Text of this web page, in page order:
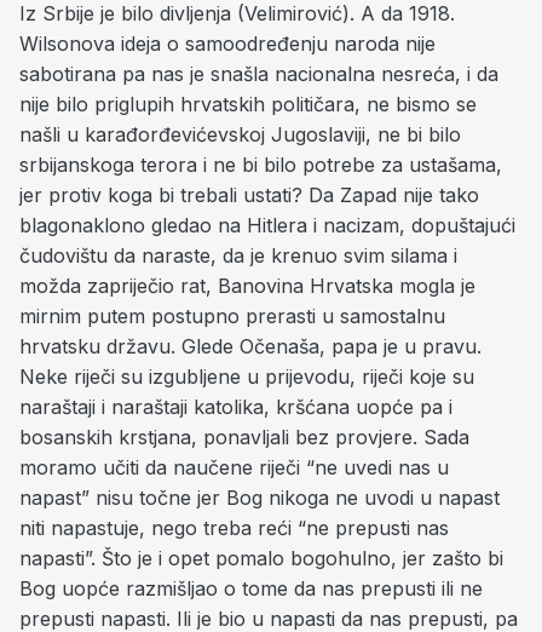
Iz Srbije je bilo divljenja (Velimirović). A da 1918.
Wilsonova ideja o samoodređenju naroda nije
sabotirana pa nas je snašla nacionalna nesreća, i da
nije bilo priglupih hrvatskih političara, ne bismo se
našli u karađorđevićevskoj Jugoslaviji, ne bi bilo
srbijanskoga terora i ne bi bilo potrebe za ustašama,
jer protiv koga bi trebali ustati? Da Zapad nije tako
blagonaklono gledao na Hitlera i nacizam, dopuštajući
čudovištu da naraste, da je krenuo svim silama i
možda zapriječio rat, Banovina Hrvatska mogla je
mirnim putem postupno prerasti u samostalnu
hrvatsku državu. Glede Očenaša, papa je u pravu.
Neke riječi su izgubljene u prijevodu, riječi koje su
naraštaji i naraštaji katolika, kršćana uopće pa i
bosanskih krstjana, ponavljali bez provjere. Sada
moramo učiti da naučene riječi “ne uvedi nas u
napast” nisu točne jer Bog nikoga ne uvodi u napast
niti napastuje, nego treba reći “ne prepusti nas
napasti”. Što je i opet pomalo bogohulno, jer zašto bi
Bog uopće razmišljao o tome da nas prepusti ili ne
prepusti napasti. Ili je bio u napasti da nas prepusti, pa